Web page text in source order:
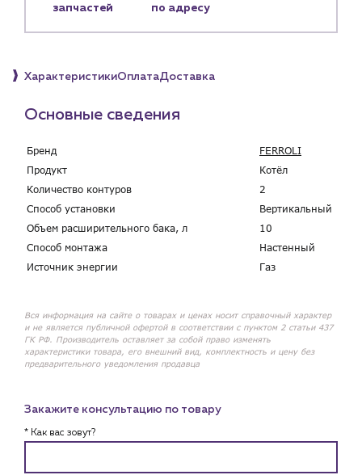
+7 (918) 070-19-79
sales@profpotok.ru
запчастей
по адресу
ХарактеристикиОплатаДоставка
Основные сведения
Бренд
FERROLI
Продукт
Котёл
Количество контуров
2
Способ установки
Вертикальный
Объем расширительного бака, л
10
Способ монтажа
Настенный
Источник энергии
Газ
Вся информация на сайте о товарах и ценах носит справочный характер
и не является публичной офертой в соответствии с пунктом 2 статьи 437
ГК РФ. Производитель оставляет за собой право изменять
характеристики товара, его внешний вид, комплектность и цену без
предварительного уведомления продавца
Закажите консультацию по товару
* Как вас зовут?